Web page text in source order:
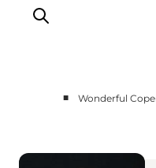
Samarbejd med
■ Wonderful